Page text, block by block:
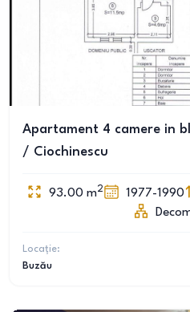
Apartament 4 camere in
/ Ciochinescu
93.00 m2 1977-1990
Locație:
Buzău